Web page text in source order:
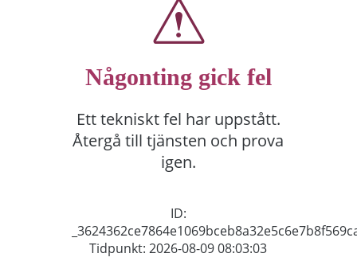
Någonting gick fel
Ett tekniskt fel har uppstått.
Återgå till tjänsten och prova
igen.
ID:
Tidpunkt: 2026-08-09 08:03:03